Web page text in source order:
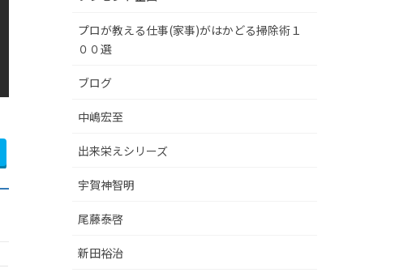
プロが教える仕事(家事)がはかどる掃除術１
００選
ブログ
中嶋宏至
出来栄えシリーズ
宇賀神智明
尾藤泰啓
新田裕治